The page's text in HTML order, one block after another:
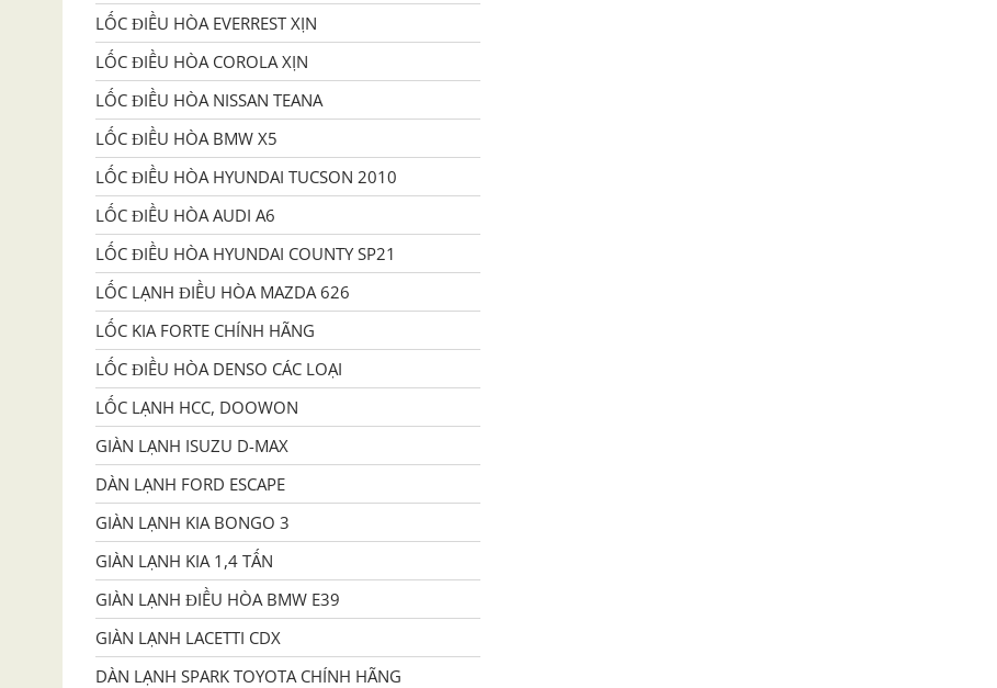
LỐC ĐIỀU HÒA EVERREST XỊN
LỐC ĐIỀU HÒA COROLA XỊN
LỐC ĐIỀU HÒA NISSAN TEANA
LỐC ĐIỀU HÒA BMW X5
LỐC ĐIỀU HÒA HYUNDAI TUCSON 2010
LỐC ĐIỀU HÒA AUDI A6
LỐC ĐIỀU HÒA HYUNDAI COUNTY SP21
LỐC LẠNH ĐIỀU HÒA MAZDA 626
LỐC KIA FORTE CHÍNH HÃNG
LỐC ĐIỀU HÒA DENSO CÁC LOẠI
LỐC LẠNH HCC, DOOWON
GIÀN LẠNH ISUZU D-MAX
DÀN LẠNH FORD ESCAPE
GIÀN LẠNH KIA BONGO 3
GIÀN LẠNH KIA 1,4 TẤN
GIÀN LẠNH ĐIỀU HÒA BMW E39
GIÀN LẠNH LACETTI CDX
DÀN LẠNH SPARK TOYOTA CHÍNH HÃNG